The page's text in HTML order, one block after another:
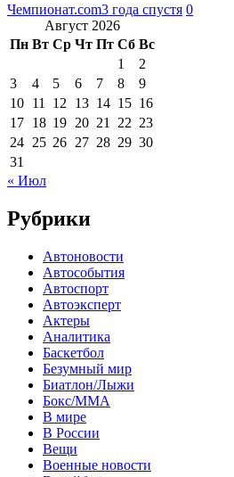
Чемпионат.com3 года спустя 0
Август 2026
Пн Вт Ср Чт Пт Сб Вс
1
2
3
4 5 6 7 8
9
10 11 12 13 14 15 16
17 18 19 20 21 22 23
24 25 26 27 28 29 30
31
« Июл
Рубрики
Автоновости
Автособытия
Автоспорт
Автоэксперт
Актеры
Аналитика
Баскетбол
Безумный мир
Биатлон/Лыжи
Бокс/MMA
В мире
В России
Вещи
Военные новости